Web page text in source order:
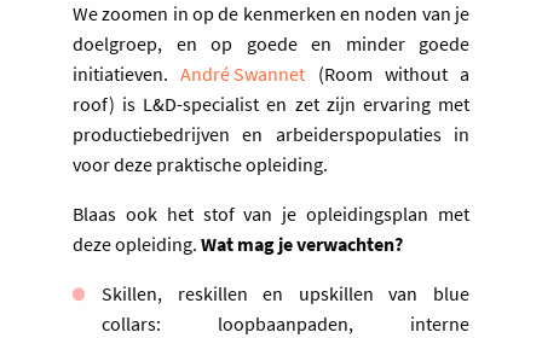
We zoomen in op de kenmerken en noden van je
doelgroep, en op goede en minder goede
initiatieven.André Swannet (Room without a
roof) is L&D-specialist en zet zijn ervaring met
productiebedrijven en arbeiderspopulaties in
voor deze praktische opleiding.
Blaas ook het stof van je opleidingsplan met
deze opleiding. Wat mag je verwachten?
Skillen, reskillen en upskillen van blue
collars: loopbaanpaden, interne